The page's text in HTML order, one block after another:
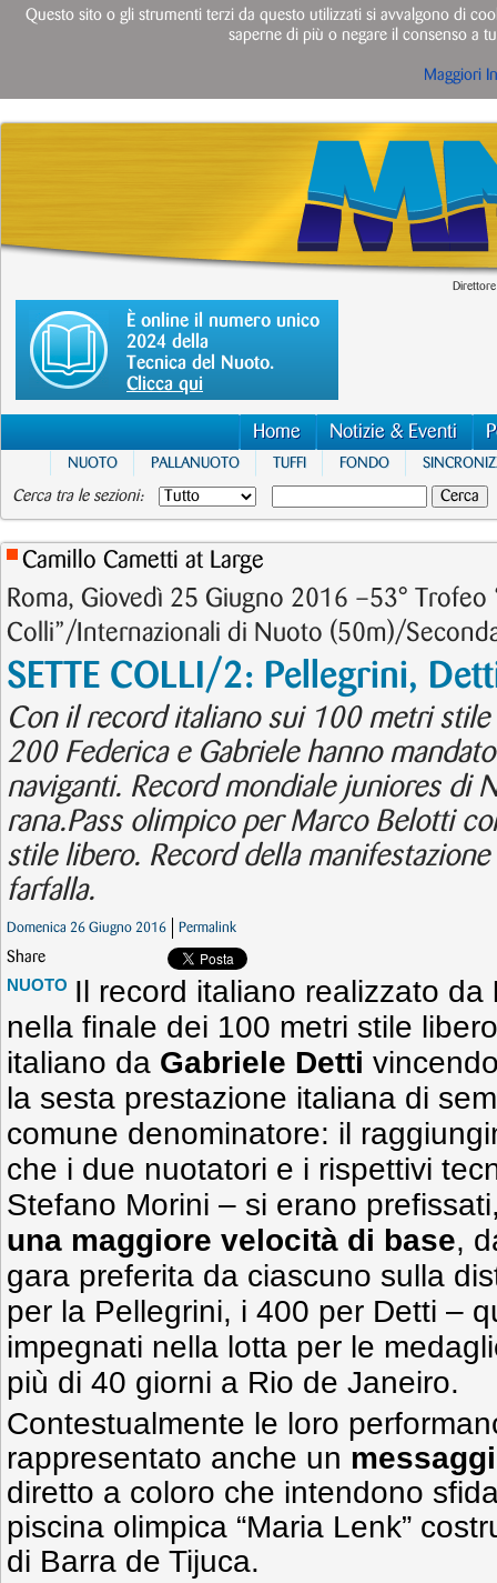
È online il numero unico
2024 della
Tecnica del Nuoto.
Clicca qui
Home Notizie & Eventi
NUOTO PALLANUOTO TUFFI FONDO
Cerca tra le sezioni:
Camillo Cametti at Large
Roma, Giovedì 25 Giugno 2016 –53° Trofeo
Colli”/Internazionali di Nuoto (50m)/
SETTE COLLI/2: Pellegrini,
Con il record italiano sui 100 metri
200 Federica e Gabriele hanno
naviganti. Record mondiale juniores di
rana.Pass olimpico per Marco Belotti
stile libero. Record della
farfalla.
Domenica 26 Giugno 2016 Permalink
Share
NUOTO Il record italiano realizzato da
nella finale dei 100 metri stile
italiano da Gabriele Detti
la sesta prestazione italiana di
comune denominatore: il
che i due nuotatori e i rispettivi
Stefano Morini – si erano
una maggiore velocità di base,
gara preferita da ciascuno sulla
per la Pellegrini, i 400 per Detti –
impegnati nella lotta per le
più di 40 giorni a Rio de Janeiro.
Contestualmente le loro
rappresentato anche un
diretto a coloro che intendono
piscina olimpica “Maria Lenk”
di Barra de Tijuca.
Questo sito o gli strumenti terzi da questo utilizzati si avvalgono di
saperne di più o negare il consenso a
Maggiori